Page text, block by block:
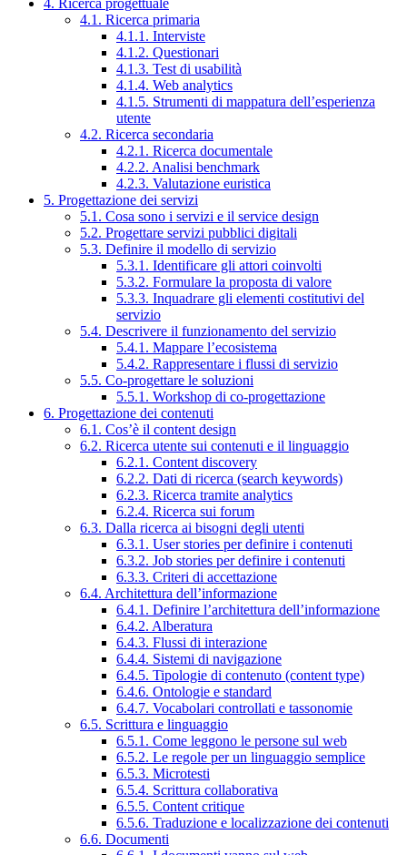
4. Ricerca progettuale
4.1. Ricerca primaria
4.1.1. Interviste
4.1.2. Questionari
4.1.3. Test di usabilità
4.1.4. Web analytics
4.1.5. Strumenti di mappatura dell’esperienza
utente
4.2. Ricerca secondaria
4.2.1. Ricerca documentale
4.2.2. Analisi benchmark
4.2.3. Valutazione euristica
5. Progettazione dei servizi
5.1. Cosa sono i servizi e il service design
5.2. Progettare servizi pubblici digitali
5.3. Definire il modello di servizio
5.3.1. Identificare gli attori coinvolti
5.3.2. Formulare la proposta di valore
5.3.3. Inquadrare gli elementi costitutivi del
servizio
5.4. Descrivere il funzionamento del servizio
5.4.1. Mappare l’ecosistema
5.4.2. Rappresentare i flussi di servizio
5.5. Co-progettare le soluzioni
5.5.1. Workshop di co-progettazione
6. Progettazione dei contenuti
6.1. Cos’è il content design
6.2. Ricerca utente sui contenuti e il linguaggio
6.2.1. Content discovery
6.2.2. Dati di ricerca (search keywords)
6.2.3. Ricerca tramite analytics
6.2.4. Ricerca sui forum
6.3. Dalla ricerca ai bisogni degli utenti
6.3.1. User stories per definire i contenuti
6.3.2. Job stories per definire i contenuti
6.3.3. Criteri di accettazione
6.4. Architettura dell’informazione
6.4.1. Definire l’architettura dell’informazione
6.4.2. Alberatura
6.4.3. Flussi di interazione
6.4.4. Sistemi di navigazione
6.4.5. Tipologie di contenuto (content type)
6.4.6. Ontologie e standard
6.4.7. Vocabolari controllati e tassonomie
6.5. Scrittura e linguaggio
6.5.1. Come leggono le persone sul web
6.5.2. Le regole per un linguaggio semplice
6.5.3. Microtesti
6.5.4. Scrittura collaborativa
6.5.5. Content critique
6.5.6. Traduzione e localizzazione dei contenuti
6.6. Documenti